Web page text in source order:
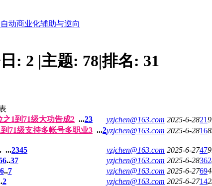
动商业化辅助与逆向
: 2 |主题: 78|排名: 31
1到71级大功告成2 ...23 yzjchen@163.com 2025-6-2821
71级支持多帐号多职业3 ...2yzjchen@163.com 2025-6-2816
...2345 yzjchen@163.com 2025-6-2747
6..37 yzjchen@163.com 2025-6-28362
6..7 yzjchen@163.com 2025-6-2769
2 yzjchen@163.com 2025-6-2714